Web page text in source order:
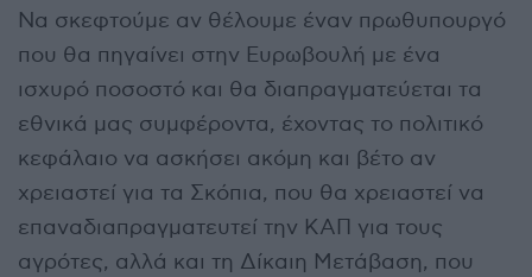
Να σκεφτούμε αν θέλουμε έναν πρωθυπουργό
που θα πηγαίνει στην Ευρωβουλή με ένα
ισχυρό ποσοστό και θα διαπραγματεύεται τα
εθνικά μας συμφέροντα, έχοντας το πολιτικό
κεφάλαιο να ασκήσει ακόμη και βέτο αν
χρειαστεί για τα Σκόπια, που θα χρειαστεί να
επαναδιαπραγματευτεί την ΚΑΠ για τους
αγρότες, αλλά και τη Δίκαιη Μετάβαση, που